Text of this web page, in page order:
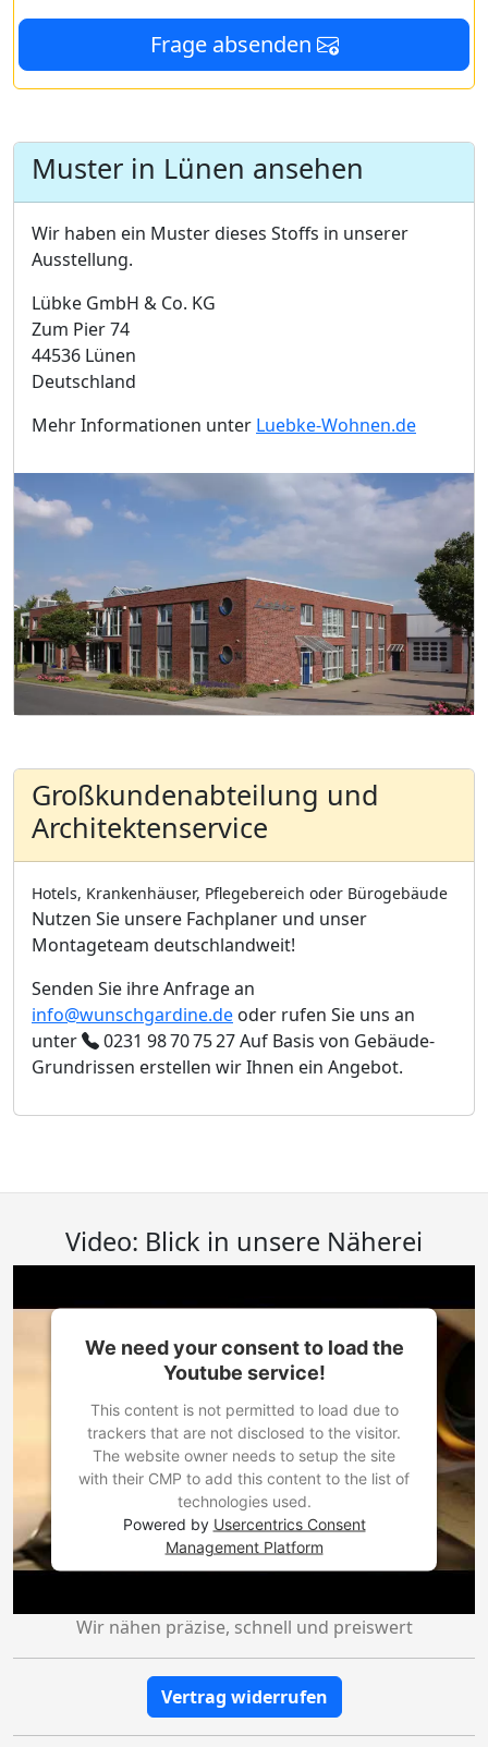
Frage absenden
Muster in Lünen ansehen
Wir haben ein Muster dieses Stoffs in unserer
Ausstellung.
Lübke GmbH & Co. KG
Zum Pier 74
44536 Lünen
Deutschland
Mehr Informationen unter Luebke-Wohnen.de
Großkundenabteilung und
Architektenservice
Hotels, Krankenhäuser, Pflegebereich oder Bürogebäude
Nutzen Sie unsere Fachplaner und unser
Montageteam deutschlandweit!
Senden Sie ihre Anfrage an
info@wunschgardine.de oder rufen Sie uns an
unter
0231 98 70 75 27Auf Basis von Gebäude-
Grundrissen erstellen wir Ihnen ein Angebot.
Video: Blick in unsere Näherei
We need your consent to load the
Youtube service!
This content is not permitted to load due to
trackers that are not disclosed to the visitor.
The website owner needs to setup the site
with their CMP to add this content to the list of
technologies used.
Powered by Usercentrics Consent
Management Platform
Wir nähen präzise, schnell und preiswert
Vertrag widerrufen